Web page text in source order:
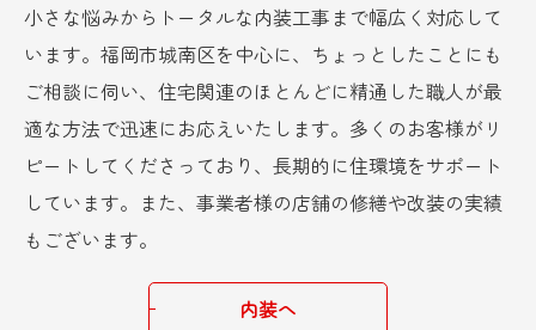
小さな悩みからトータルな内装工事まで幅広く対応して
います。福岡市城南区を中心に、ちょっとしたことにも
ご相談に伺い、住宅関連のほとんどに精通した職人が最
適な方法で迅速にお応えいたします。多くのお客様がリ
ピートしてくださっており、長期的に住環境をサポート
しています。また、事業者様の店舗の修繕や改装の実績
もございます。
内装へ